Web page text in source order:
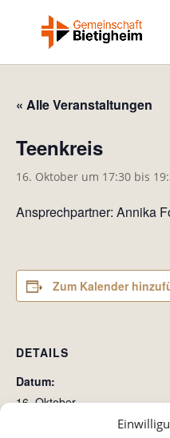
« Alle Veranstaltungen
Teenkreis
16. Oktober um 17:30 bis
Ansprechpartner: Annika
Zum Kalender
DETAILS
Datum:
16. Oktober